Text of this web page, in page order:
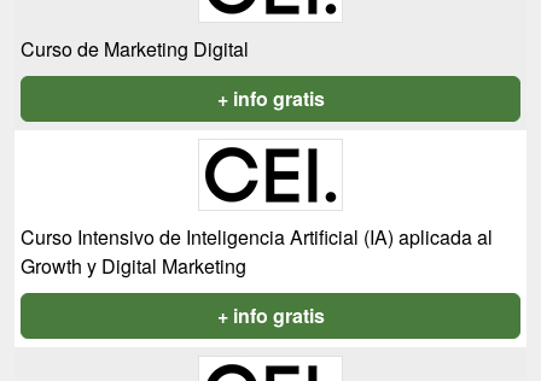
Curso de Marketing Digital
+ info gratis
Curso Intensivo de Inteligencia Artificial (IA) aplicada al
Growth y Digital Marketing
+ info gratis